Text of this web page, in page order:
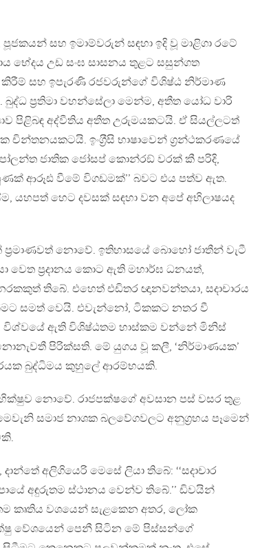
සහ ඉමාම්වරුන් සඳහා ඉදි වූ මාළිගා රටේ
භේදය උඩ සංඝ සාසනය තුළට සසුන්ගත
සහ ඉපැරණි රජවරුන්ගේ විශිෂ්ඨ නිර්මාණ
ප‍්‍රතිමා වහන්සේලා මෙන්ම, අතීත යෝධ වාරි
පිළිබඳ අද්වීතිය අතීත උරුමයකටයි. ඒ සියල්ලටත්
චින්තනයකටයි. ඉංග‍්‍රීසි භාෂාවෙන් ග‍්‍රන්ථකරණයේ
ජාතික ජෝසප් කොන්රඞ් වරක් කී පරිදි,
ආරූඪ වීමේ විගඩමක්’’ බවට එය පත්ව ඇත.
යහපත් හෙට දවසක් සඳහා වන අපේ අභිලාෂයද
නොවේ. ඉතිහාසයේ බොහෝ ජාතීන් වැටී
වෙත ප‍්‍රදානය කොට ඇති මහාර්ඝ ධනයත්,
තිබේ. එහෙත් එඩිතර ඥානවන්තයා, සදාචාරය
සමත් වෙයි. එවැන්නෝ, ටිකකට නතර වී
ඇති විශිෂ්ඨතම හාස්කම වන්නේ මිනිස්
පිරික්සති. මේ යුගය වූ කලී, ‘නිර්මාණයක’
බුද්ධිමය කුහුලේ ආරම්භයකි.
නොවේ. රාජපක්ෂගේ අවසාන පස් වසර තුළ
සමාජ නාශක බලවේගවලට අනුග‍්‍රහය පෑමෙන්
අලිගියෙරි මෙසේ ලියා තිබේ: ‘‘සදාචාර
අඳුරුතම ස්ථානය වෙන්ව තිබේ.’’ ඩිවයින්
කෘතිය වශයෙන් සැළකෙන අතර, ලෝක
වේශයෙන් පෙනී සිටින මේ පිස්සන්ගේ